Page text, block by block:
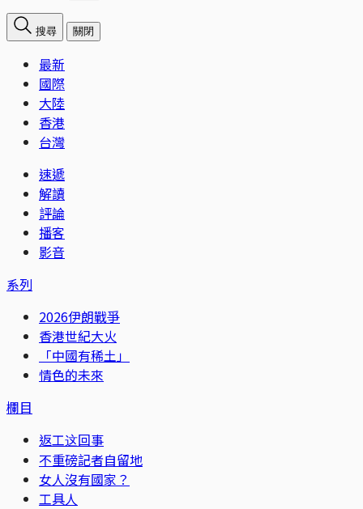
搜尋 關閉
最新
國際
大陸
香港
台灣
速遞
解讀
評論
播客
影音
系列
2026伊朗戰爭
香港世紀大火
「中國有稀土」
情色的未來
欄目
返工这回事
不重磅記者自留地
女人沒有國家？
工具人